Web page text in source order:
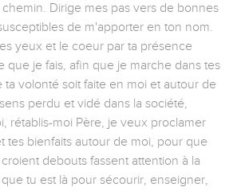
Dirige mes pas vers de bonnes
de m'apporter en ton nom.
yeux et le coeur par ta présence
que je fais, afin que je marche dans tes
ta volonté soit faite en moi et autour de
perdu et vidé dans la société,
rétablis-moi Père, je veux proclamer
tes bienfaits autour de moi, pour que
debouts fassent attention à la
tu est là pour sécourir, enseigner,